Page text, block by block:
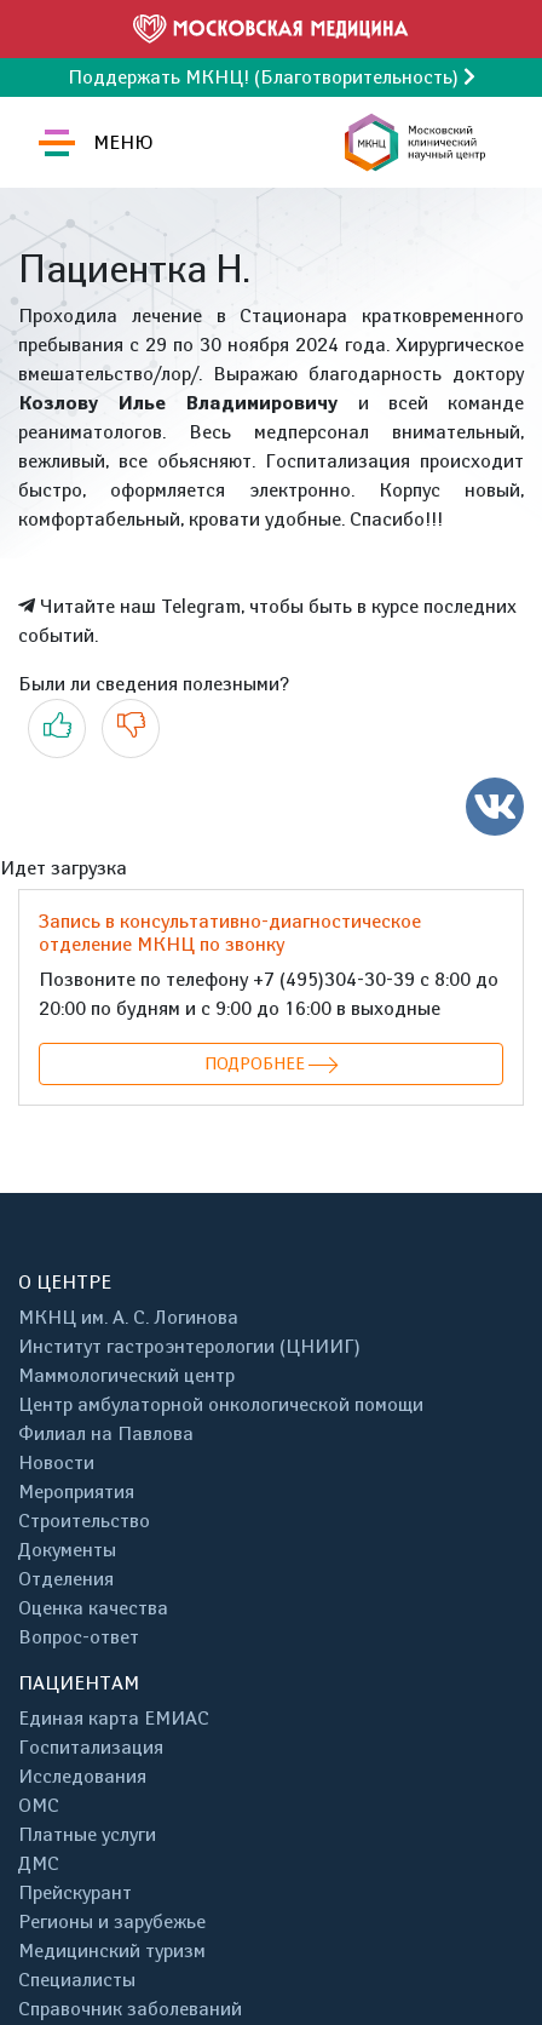
Поддержать МКНЦ! (Благотворительность)
МЕНЮ
Пациентка Н.
Проходила лечение в Стационара кратковременного
пребывания с 29 по 30 ноября 2024 года. Хирургическое
вмешательство/лор/. Выражаю благодарность доктору
Козлову Илье Владимировичу и всей команде
реаниматологов. Весь медперсонал внимательный,
вежливый, все обьясняют. Госпитализация происходит
быстро, оформляется электронно. Корпус новый,
комфортабельный, кровати удобные. Спасибо!!!
Читайте наш Telegram, чтобы быть в курсе последних
событий.
Были ли сведения полезными?
Да Нет
Идет загрузка
Запись в консультативно-диагностическое
отделение МКНЦ по звонку
Позвоните по телефону +7 (495)304-30-39 с 8:00 до
20:00 по будням и с 9:00 до 16:00 в выходные
ПОДРОБНЕЕ
О ЦЕНТРЕ
МКНЦ им. А. С. Логинова
Институт гастроэнтерологии (ЦНИИГ)
Маммологический центр
Центр амбулаторной онкологической помощи
Филиал на Павлова
Новости
Мероприятия
Строительство
Документы
Отделения
Оценка качества
Вопрос-ответ
ПАЦИЕНТАМ
Единая карта ЕМИАС
Госпитализация
Исследования
ОМС
Платные услуги
ДМС
Прейскурант
Регионы и зарубежье
Медицинский туризм
Специалисты
Справочник заболеваний